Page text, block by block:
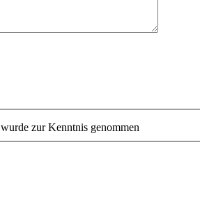
wurde zur Kenntnis genommen